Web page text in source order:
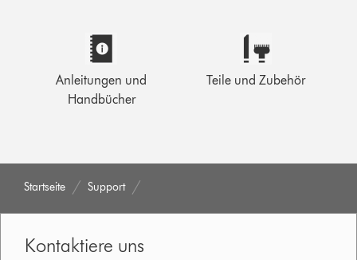
Anleitungen und
Handbücher
Teile und Zubehör
Startseite Support
Kontaktiere uns